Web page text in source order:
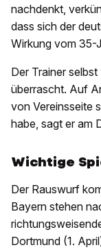
nachdenkt,
dass sich der
Wirkung vom 35-
Der Trainer
überrascht. Auf
von Vereinsseite
habe, sagt er am
Wichtige
Der Rauswurf
Bayern stehen
Dortmund (1.